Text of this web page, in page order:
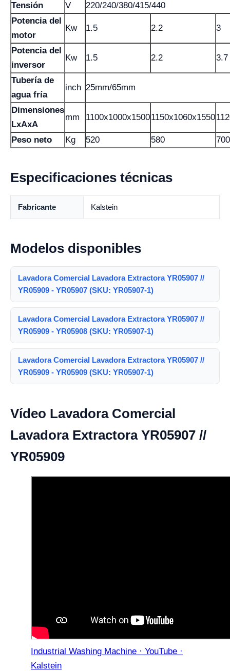
Tensión V
220/240/380/415/440
Potencia del
motor
Kw 1.5 2.2 3
Potencia del
inversor
Kw 1.5 2.2 3.7
Tubería de
agua fría
inch 25mm/65mm
Dimensiones
LxAxA
mm 1100x1000x15001150x1060x1550
Peso neto Kg 520 580 700
Especificaciones técnicas
Fabricante Kalstein
Modelos disponibles
Lavadora Comercial Lavadora Extractora YR05907 //
YR05909 - YR05907 (SKU: YR05907-1)
Lavadora Comercial Lavadora Extractora YR05907 //
YR05909 - YR05908 (SKU: YR05907-1)
Lavadora Comercial Lavadora Extractora YR05907 //
YR05909 - YR05909 (SKU: YR05907-1)
Vídeo Lavadora Comercial
Lavadora Extractora YR05907 //
YR05909
Industrial Washing Machine · YouTube ·
Kalstein